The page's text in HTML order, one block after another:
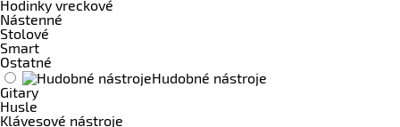
Hodinky vreckové
Nástenné
Stolové
Smart
Ostatné
Hudobné nástroje
Gitary
Husle
Klávesové nástroje